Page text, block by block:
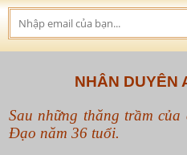
NHÂN DUYÊN
Sau những thăng trầm
Đạo năm 36 tuổi.